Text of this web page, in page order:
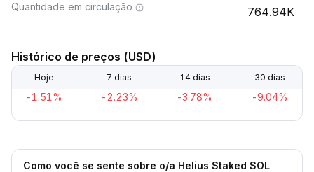
Quantidade em circulação 764.94K
Histórico de preços (USD)
Hoje 7 dias 14 dias 30 dias
-1.51% -2.23% -3.78% -9.04%
Como você se sente sobre o/a Helius Staked SOL